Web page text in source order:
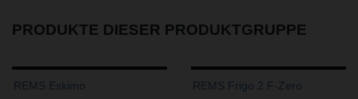
PRODUKTE DIESER PRODUKTGRUPPE
REMS Eskimo REMS Frigo 2 F-Zero